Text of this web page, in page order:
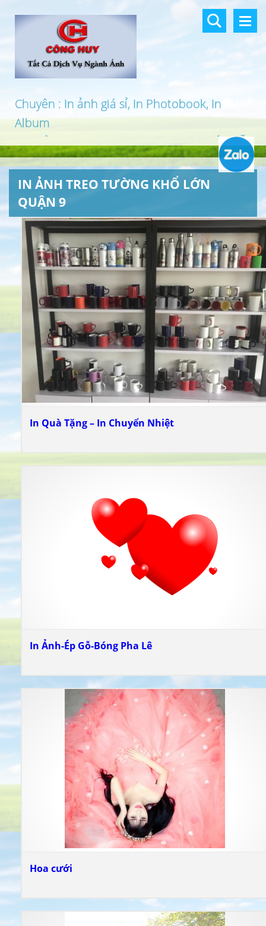
Chuyên : In ảnh giá sỉ, In Photobook, In
Album
In khổ lớn, In UV 3D, In Canvas, In PP, Ép Gỗ
…
IN ẢNH TREO TƯỜNG KHỔ LỚN
QUẬN 9
In Quà Tặng – In Chuyển Nhiệt
In Ảnh-Ép Gỗ-Bóng Pha Lê
Hoa cưới